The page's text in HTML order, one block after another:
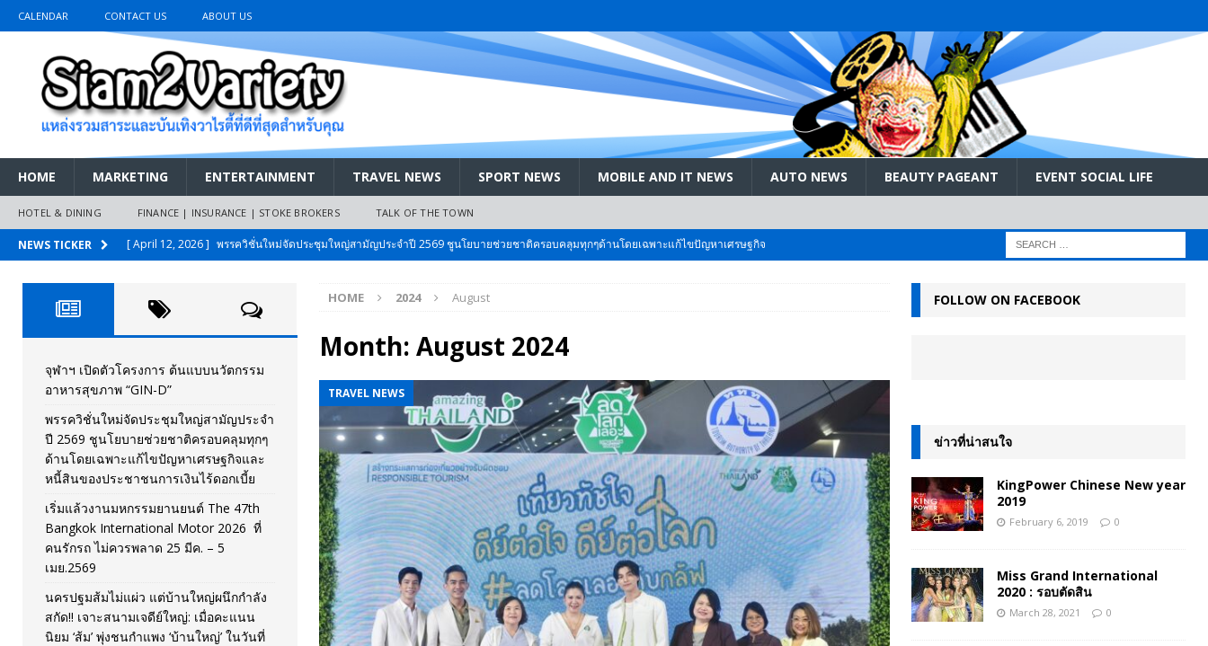
CALENDAR CONTACT US ABOUT US
HOME MARKETING ENTERTAINMENT TRAVEL NEWS SPORT NEWS MOBILE AND IT NEWS AUTO NEWS BEAUTY PAGEANT EVENT SOCIAL LIFE
HOTEL & DINING FINANCE | INSURANCE | STOKE BROKERS TALK OF THE TOWN
NEWS TICKER [ April 12, 2026 ] พรรควิชั่นใหม่จัดประชุมใหญ่สามัญประจำปี 2569 ชูนโยบายช่วยชาติครอบคลุมทุกๆด้านโดยเฉพาะแก้ไขปัญหาเศรษฐกิจ
[ March 26, 2026 ]
เริ่มแล้วงานมหกรรมยานยนต์ The 47th Bangkok International Motor 2026 ที่คนรักรถ ไม่ควรพลาด 25 มีค. – 5
เมย.2569
AUTO NEWS
[ February 10, 2026 ] นครปฐมส้มไม่แผ่ว แต่บ้านใหญ่ผนึกกำลัง สกัด!! เจาะสนามเจดีย์ใหญ่: เมื่อคะแนนนิยม ‘ส้ม’ พุ่งชนกำแพง ‘บ้านใหญ่’ ใน
วันที่สายอนุรักษ์นิยมเลิกรบกันเอง
PR NEWS
[ November 26, 2025 ] i-Motor เปิดตัว BREEZE ปักธงผู้นำ EV สองล้อที่เข้าใจผู้ใช้ไทยมากที่สุด
AUTO NEWS
[ April 30, 2026 ] จุฬาฯ เปิดตัวโครงการ ต้นแบบนวัตกรรมอาหารสุขภาพ “GIN-D” EVENT SOCIAL LIFE
HOME 2024 August
Month: August 2024
TRAVEL NEWS
จุฬาฯ เปิดตัวโครงการ ต้นแบบนวัตกรรม
อาหารสุขภาพ “GIN-D”
พรรควิชั่นใหม่จัดประชุมใหญ่สามัญประจำ
ปี 2569 ชูนโยบายช่วยชาติครอบคลุมทุกๆ
ด้านโดยเฉพาะแก้ไขปัญหาเศรษฐกิจและ
หนี้สินของประชาชนการเงินไร้ดอกเบี้ย
เริ่มแล้วงานมหกรรมยานยนต์ The 47th
Bangkok International Motor 2026 ที่
คนรักรถ ไม่ควรพลาด 25 มีค. – 5
เมย.2569
นครปฐมส้มไม่แผ่ว แต่บ้านใหญ่ผนึกกำลัง
สกัด!! เจาะสนามเจดีย์ใหญ่: เมื่อคะแนน
นิยม ‘ส้ม’ พุ่งชนกำแพง ‘บ้านใหญ่’ ในวันที่
FOLLOW ON FACEBOOK
ข่าวที่น่าสนใจ
KingPower Chinese New year
2019
February 6, 2019 0
Miss Grand International
2020 : รอบตัดสิน
March 28, 2021 0